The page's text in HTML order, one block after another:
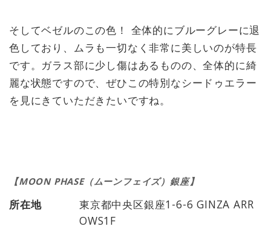
そしてベゼルのこの色！ 全体的にブルーグレーに退
色しており、ムラも一切なく非常に美しいのが特長
です。ガラス部に少し傷はあるものの、全体的に綺
麗な状態ですので、ぜひこの特別なシードゥエラー
を見にきていただきたいですね。
所在地
東京都中央区銀座1-6-6 GINZA ARR
OWS1F
【MOON PHASE（ムーンフェイズ）銀座】